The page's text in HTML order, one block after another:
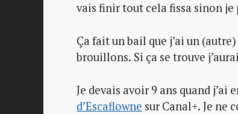
vais finir tout cela fissa sinon je
Ça fait un bail que j’ai un
brouillons. Si ça se trouve
Je devais avoir 9 ans quand
d’Escaflowne sur Canal+. Je ne